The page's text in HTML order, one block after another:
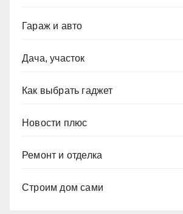
Гараж и авто
Дача, участок
Как выбрать гаджет
Новости плюс
Ремонт и отделка
Строим дом сами